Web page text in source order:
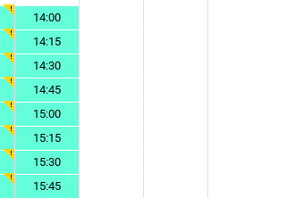
14:00
14:15
14:30
14:45
15:00
15:15
15:30
15:45